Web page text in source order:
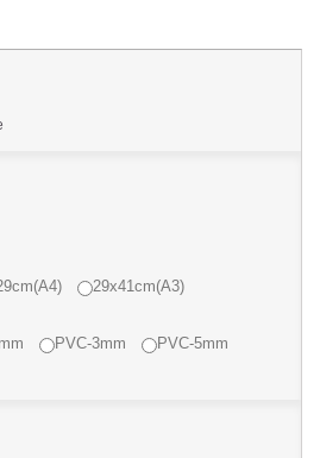
29x41cm(A3)
PVC-3mm
PVC-5mm